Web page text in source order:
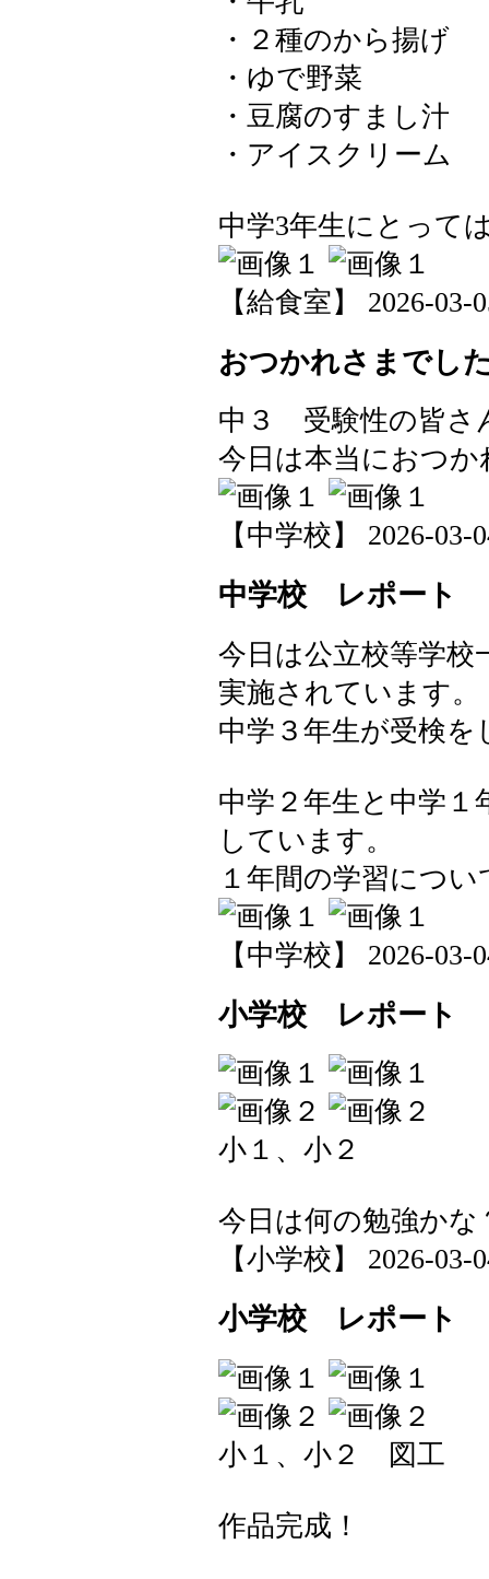
・２種のから揚げ
・ゆで野菜
・豆腐のすまし汁
・アイスクリーム
中学3年生にとって
【給食室】 2026-03-
おつかれさまでし
中３ 受験性の皆さ
今日は本当におつ
【中学校】 2026-03-
中学校 レポート
今日は公立校等学校
実施されています。
中学３年生が受検を
中学２年生と中学１
しています。
１年間の学習につ
【中学校】 2026-03-
小学校 レポート
小１、小２
今日は何の勉強かな
【小学校】 2026-03-
小学校 レポート
小１、小２ 図工
作品完成！